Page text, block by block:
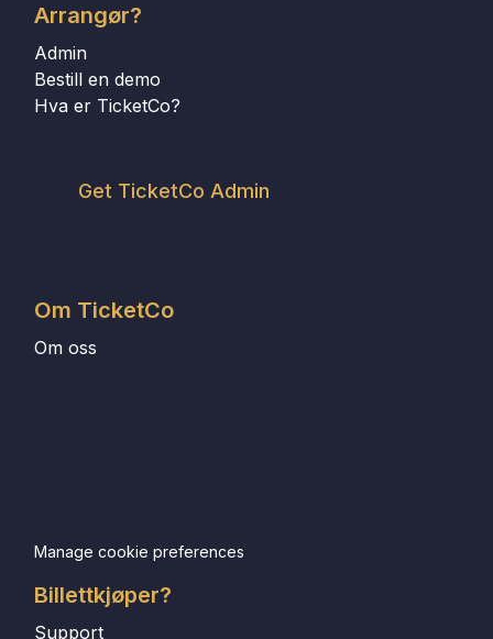
Arrangør?
Admin
Bestill en demo
Hva er TicketCo?
Get TicketCo Admin
Om TicketCo
Om oss
Manage cookie preferences
Billettkjøper?
Support